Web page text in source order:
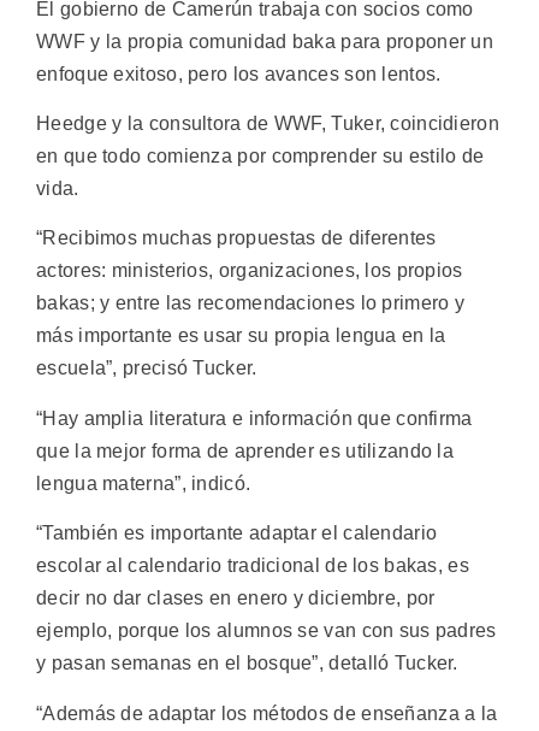
El gobierno de Camerún trabaja con socios como
WWF y la propia comunidad baka para proponer un
enfoque exitoso, pero los avances son lentos.
Heedge y la consultora de WWF, Tuker, coincidieron
en que todo comienza por comprender su estilo de
vida.
“Recibimos muchas propuestas de diferentes
actores: ministerios, organizaciones, los propios
bakas; y entre las recomendaciones lo primero y
más importante es usar su propia lengua en la
escuela”, precisó Tucker.
“Hay amplia literatura e información que confirma
que la mejor forma de aprender es utilizando la
lengua materna”, indicó.
“También es importante adaptar el calendario
escolar al calendario tradicional de los bakas, es
decir no dar clases en enero y diciembre, por
ejemplo, porque los alumnos se van con sus padres
y pasan semanas en el bosque”, detalló Tucker.
“Además de adaptar los métodos de enseñanza a la